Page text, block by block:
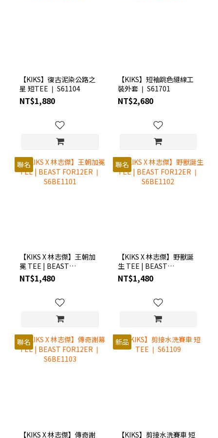
【KIKS】復古泥染公路之
星 短TEE ❘ S61104
NT$1,880
【KIKS】短袖跳色縫線工
裝外套 ❘ S61701
NT$2,680
聯名
【KIKS X 林志傑】王朝加
冕 TEE | BEAST
FOR12ER ❘ S6BE1101
NT$1,480
聯名
【KIKS X 林志傑】野獸誕
生 TEE | BEAST
FOR12ER ❘ S6BE1102
NT$1,480
聯名
【KIKS X 林志傑】傳奇謝
新品
【KIKS】剪接水洗賽車 短